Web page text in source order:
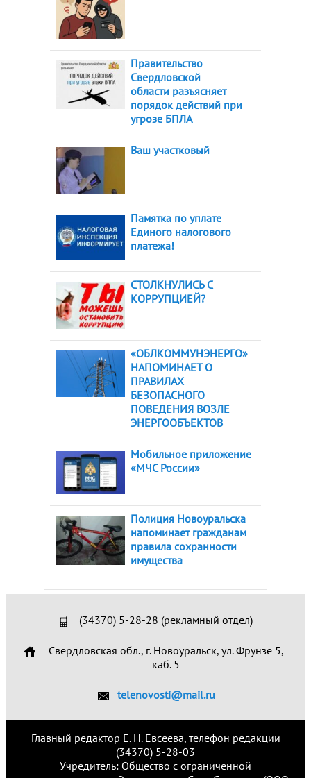
Правительство
Свердловской
области разъясняет
порядок действий при
угрозе БПЛА
Ваш участковый
Памятка по уплате
Единого налогового
платежа!
СТОЛКНУЛИСЬ С
КОРРУПЦИЕЙ?
«ОБЛКОММУНЭНЕРГО»
НАПОМИНАЕТ О
ПРАВИЛАХ
БЕЗОПАСНОГО
ПОВЕДЕНИЯ ВОЗЛЕ
ЭНЕРГООБЪЕКТОВ
Мобильное приложение
«МЧС России»
Полиция Новоуральска
напоминает гражданам
правила сохранности
имущества
(34370) 5-28-28 (рекламный отдел)
Свердловская обл., г. Новоуральск, ул. Фрунзе 5,
каб. 5
telenovosti@mail.ru
Главный редактор Е. Н. Евсеева, телефон редакции
(34370) 5-28-03
Учредитель: Общество с ограниченной